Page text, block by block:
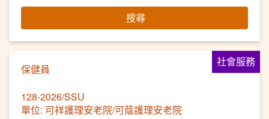
搜尋
社會服務
保健員
128-2026/SSU
單位: 可祥護理安老院/可蔭護理安老院